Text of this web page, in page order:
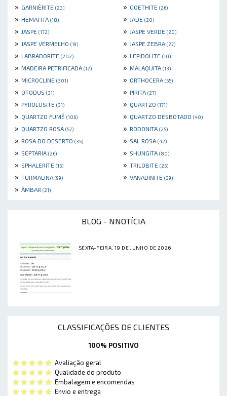
» GARNIÈRITE (23) » GOETHITE (26)
» HEMATITA (18) » JADE (20)
» JASPE (172) » JASPE VERDE (20)
» JASPE VERMELHO (19) » JASPE ZEBRA (27)
» LABRADORITE (202) » LEPIDOLITE (10)
» MADEIRA PETRIFICADA (12) » MALAQUITA (13)
» MICROCLINE (301) » ORTHOCERA (55)
» OTODUS (31) » PIRITA (27)
» PYROLUSITE (31) » QUARTZO (171)
» QUARTZO FUMÊ (106) » QUARTZO DESBOTADO (40)
» QUARTZO ROSA (57) » RODONITA (25)
» ROSA DO DESERTO (35) » SAL ROSA (42)
» SEPTARIA (26) » SHUNGITA (80)
» SPHALERITE (15) » TRILOBITE (25)
» TURMALINA (99) » VANADINITE (39)
» ÂMBAR (21)
BLOG - NNOTÍCIA
SEXTA-FEIRA, 19 DE JUNHO DE 2026
CLASSIFICAÇÕES DE CLIENTES
100% POSITIVO
Avaliação geral
Qualidade do produto
Embalagem e encomendas
Envio e entrega